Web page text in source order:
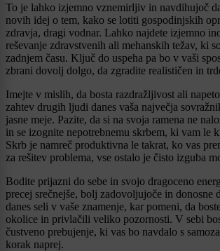
To je lahko izjemno vznemirljiv in navdihujoč
novih idej o tem, kako se lotiti gospodinjskih
zdravja, dragi vodnar. Lahko najdete izjemno
reševanje zdravstvenih ali mehanskih težav, ki
zadnjem času. Ključ do uspeha pa bo v vaši
zbrani dovolj dolgo, da zgradite realističen in
Imejte v mislih, da bosta razdražljivost ali
zahtev drugih ljudi danes vaša največja
jasne meje. Pazite, da si na svoja ramena ne
in se izognite nepotrebnemu skrbem, ki vam le
Skrb je namreč produktivna le takrat, ko vas
za rešitev problema, vse ostalo je čisto izguba
Bodite prijazni do sebe in svojo dragoceno
precej srečnejše, bolj zadovoljujoče in donosne
danes seli v vaše znamenje, kar pomeni, da
okolice in privlačili veliko pozornosti. V sebi
čustveno prebujenje, ki vas bo navdalo s
korak naprej.